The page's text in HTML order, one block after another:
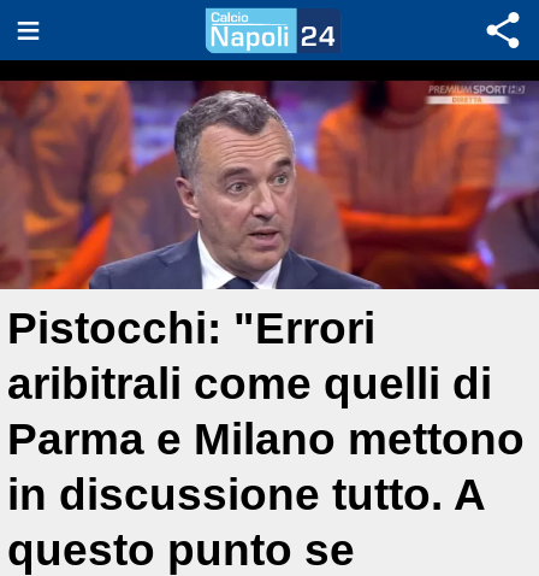
Pistocchi: "Errori
aribitrali come quelli di
Parma e Milano mettono
in discussione tutto. A
questo punto se